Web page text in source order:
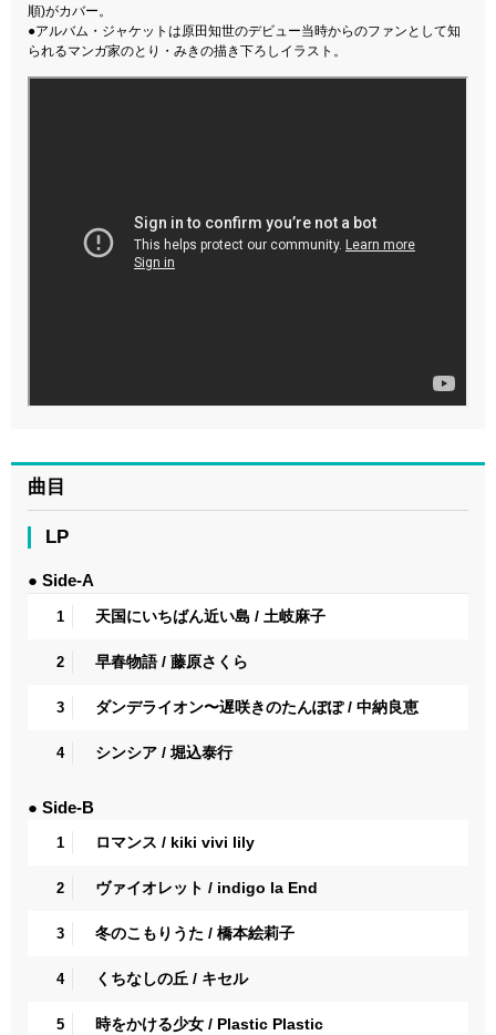
順)がカバー。
●アルバム・ジャケットは原田知世のデビュー当時からのファンとして知
られるマンガ家のとり・みきの描き下ろしイラスト。
曲目
LP
● Side-A
1 天国にいちばん近い島 / 土岐麻子
2 早春物語 / 藤原さくら
3 ダンデライオン〜遅咲きのたんぽぽ / 中納良恵
4 シンシア / 堀込泰行
● Side-B
1 ロマンス / kiki vivi lily
2 ヴァイオレット / indigo la End
3 冬のこもりうた / 橋本絵莉子
4 くちなしの丘 / キセル
5 時をかける少女 / Plastic Plastic